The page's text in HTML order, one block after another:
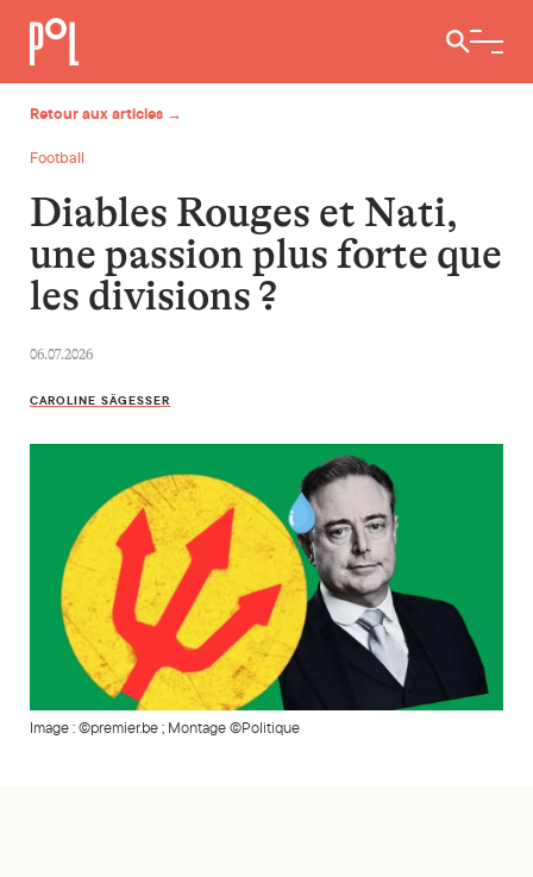
Ouvrir /
Retour aux articles →
Football
Diables Rouges et Nati,
une passion plus forte que
les divisions ?
06.07.2026
CAROLINE SÄGESSER
Image : ©premier.be ; Montage ©Politique